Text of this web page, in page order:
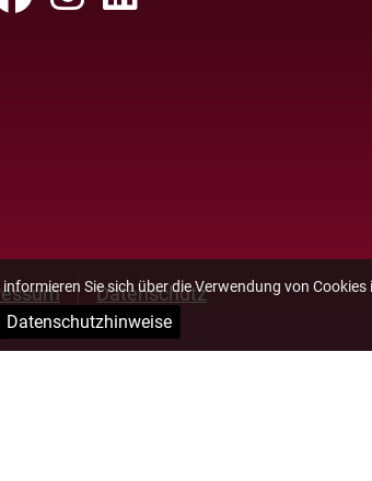
Sie sich über die Verwendung von
Datenschutzhinweise
Datenschutz